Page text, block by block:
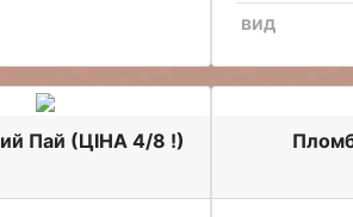
вид
Пай (ЦІНА 4/8 !)